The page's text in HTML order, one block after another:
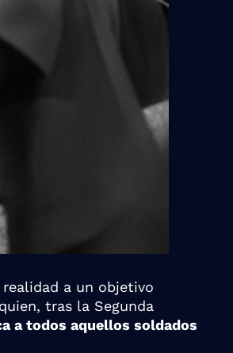
a un objetivo
tras la Segunda
a todos aquellos soldados